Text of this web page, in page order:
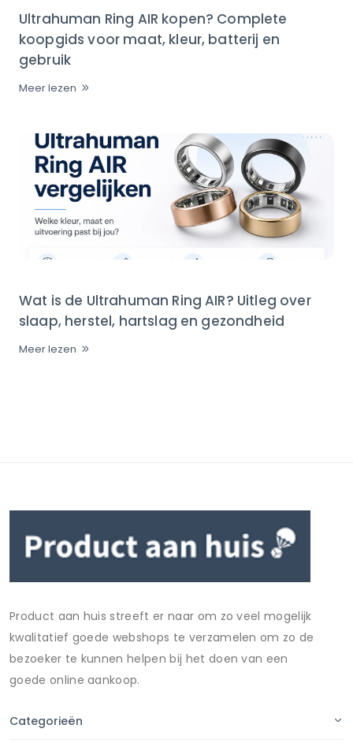
Ultrahuman Ring AIR kopen? Complete
koopgids voor maat, kleur, batterij en
gebruik
Meer lezen
Wat is de Ultrahuman Ring AIR? Uitleg over
slaap, herstel, hartslag en gezondheid
Meer lezen
Product aan huis streeft er naar om zo veel mogelijk
kwalitatief goede webshops te verzamelen om zo de
bezoeker te kunnen helpen bij het doen van een
goede online aankoop.
Categorieën